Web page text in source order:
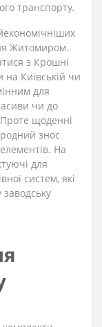
транспорту.
Житомиром.
з Крошні
Київській чи
для
чи до
щоденні
знос
На
для
систем, які